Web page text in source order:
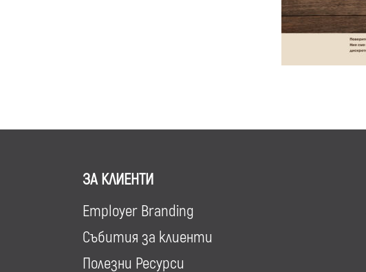
ЗА КЛИЕНТИ
Employer Branding
Събития за клиенти
Полезни Ресурси